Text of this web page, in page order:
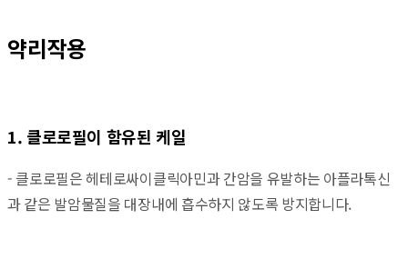
약리작용
1. 클로로필이 함유된 케일
- 클로로필은 헤테로싸이클릭아민과 간암을 유발하는 아플라톡신
과 같은 발암물질을 대장내에 흡수하지 않도록 방지합니다.